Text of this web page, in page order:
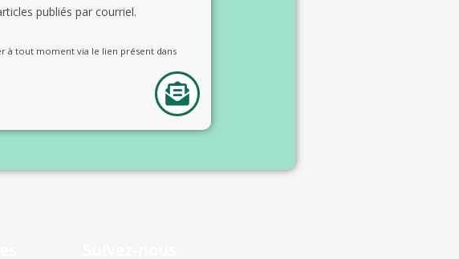
publiés par courriel.
à tout moment via le lien présent dans